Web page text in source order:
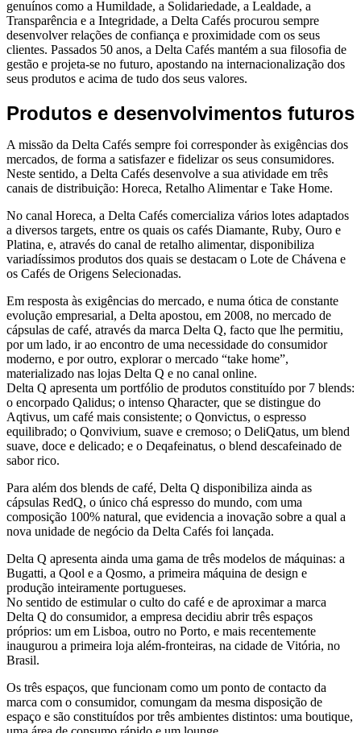
genuínos como a Humildade, a Solidariedade, a Lealdade, a
Transparência e a Integridade, a Delta Cafés procurou sempre
desenvolver relações de confiança e proximidade com os seus
clientes. Passados 50 anos, a Delta Cafés mantém a sua filosofia de
gestão e projeta-se no futuro, apostando na internacionalização dos
seus produtos e acima de tudo dos seus valores.
Produtos e desenvolvimentos futuros
A missão da Delta Cafés sempre foi corresponder às exigências dos
mercados, de forma a satisfazer e fidelizar os seus consumidores.
Neste sentido, a Delta Cafés desenvolve a sua atividade em três
canais de distribuição: Horeca, Retalho Alimentar e Take Home.
No canal Horeca, a Delta Cafés comercializa vários lotes adaptados
a diversos targets, entre os quais os cafés Diamante, Ruby, Ouro e
Platina, e, através do canal de retalho alimentar, disponibiliza
variadíssimos produtos dos quais se destacam o Lote de Chávena e
os Cafés de Origens Selecionadas.
Em resposta às exigências do mercado, e numa ótica de constante
evolução empresarial, a Delta apostou, em 2008, no mercado de
cápsulas de café, através da marca Delta Q, facto que lhe permitiu,
por um lado, ir ao encontro de uma necessidade do consumidor
moderno, e por outro, explorar o mercado “take home”,
materializado nas lojas Delta Q e no canal online.
Delta Q apresenta um portfólio de produtos constituído por 7 blends:
o encorpado Qalidus; o intenso Qharacter, que se distingue do
Aqtivus, um café mais consistente; o Qonvictus, o espresso
equilibrado; o Qonvivium, suave e cremoso; o DeliQatus, um blend
suave, doce e delicado; e o Deqafeinatus, o blend descafeinado de
sabor rico.
Para além dos blends de café, Delta Q disponibiliza ainda as
cápsulas RedQ, o único chá espresso do mundo, com uma
composição 100% natural, que evidencia a inovação sobre a qual a
nova unidade de negócio da Delta Cafés foi lançada.
Delta Q apresenta ainda uma gama de três modelos de máquinas: a
Bugatti, a Qool e a Qosmo, a primeira máquina de design e
produção inteiramente portugueses.
No sentido de estimular o culto do café e de aproximar a marca
Delta Q do consumidor, a empresa decidiu abrir três espaços
próprios: um em Lisboa, outro no Porto, e mais recentemente
inaugurou a primeira loja além-fronteiras, na cidade de Vitória, no
Brasil.
Os três espaços, que funcionam como um ponto de contacto da
marca com o consumidor, comungam da mesma disposição de
espaço e são constituídos por três ambientes distintos: uma boutique,